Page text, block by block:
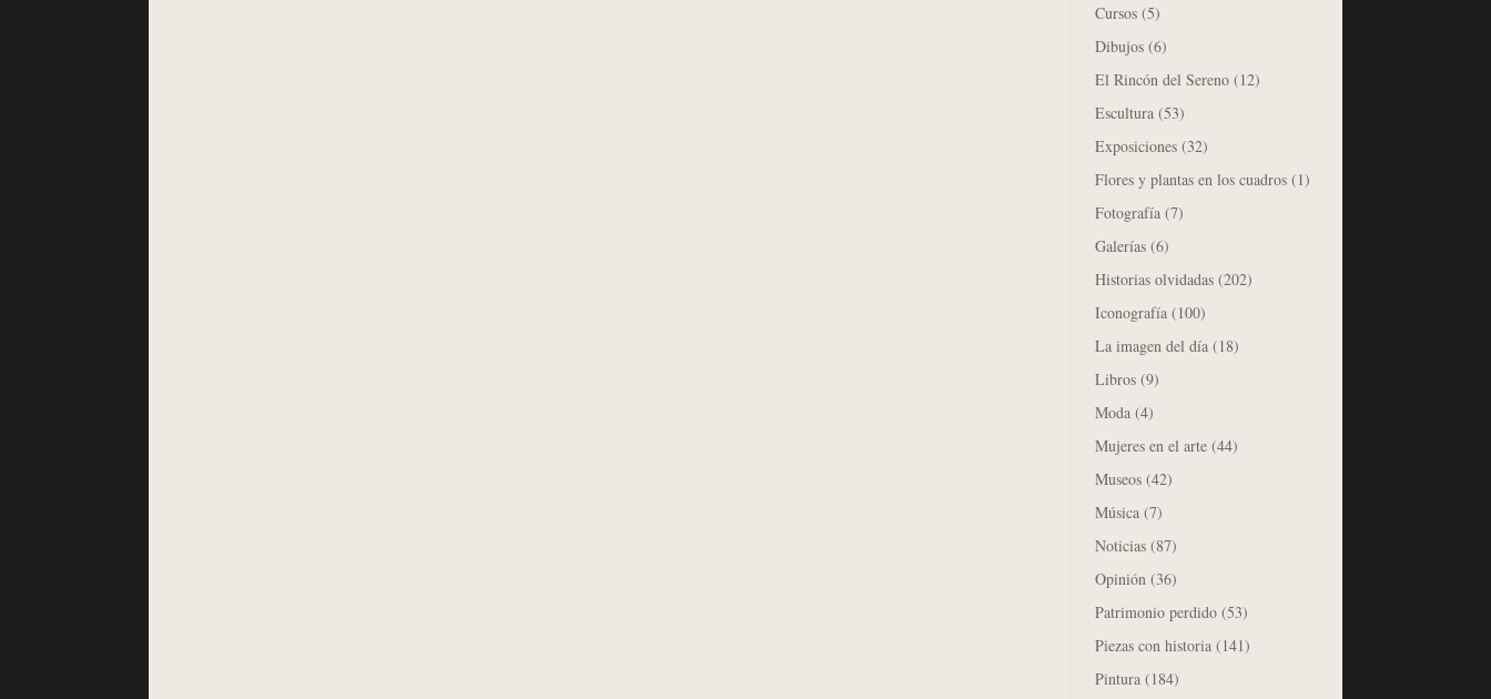
Cursos (5)
Dibujos (6)
El Rincón del Sereno (12)
Escultura (53)
Exposiciones (32)
Flores y plantas en los cuadros (1)
Fotografía (7)
Galerías (6)
Historias olvidadas (202)
Iconografía (100)
La imagen del día (18)
Libros (9)
Moda (4)
Mujeres en el arte (44)
Museos (42)
Música (7)
Noticias (87)
Opinión (36)
Patrimonio perdido (53)
Piezas con historia (141)
Pintura (184)